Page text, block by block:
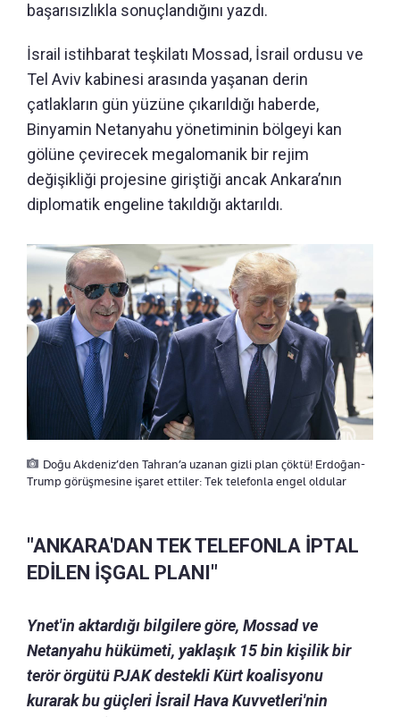
başarısızlıkla sonuçlandığını yazdı.
İsrail istihbarat teşkilatı Mossad, İsrail ordusu ve
Tel Aviv kabinesi arasında yaşanan derin
çatlakların gün yüzüne çıkarıldığı haberde,
Binyamin Netanyahu yönetiminin bölgeyi kan
gölüne çevirecek megalomanik bir rejim
değişikliği projesine giriştiği ancak Ankara’nın
diplomatik engeline takıldığı aktarıldı.
Doğu Akdeniz’den Tahran’a uzanan gizli plan çöktü! Erdoğan-
Trump görüşmesine işaret ettiler: Tek telefonla engel oldular
"ANKARA'DAN TEK TELEFONLA İPTAL
EDİLEN İŞGAL PLANI"
Ynet'in aktardığı bilgilere göre, Mossad ve
Netanyahu hükümeti, yaklaşık 15 bin kişilik bir
terör örgütü PJAK destekli Kürt koalisyonu
kurarak bu güçleri İsrail Hava Kuvvetleri'nin